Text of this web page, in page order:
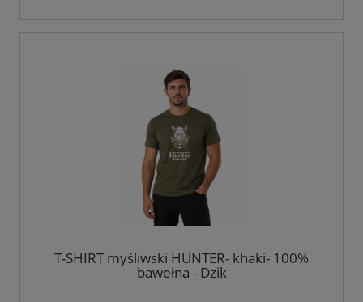
T-SHIRT myśliwski HUNTER- khaki- 100%
bawełna - Dzik